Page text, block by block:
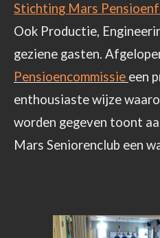
Stichting Mars
Ook Productie,
geziene gasten.
Pensioencommissie een
enthousiaste wijze
worden gegeven toont
Mars Seniorenclub een